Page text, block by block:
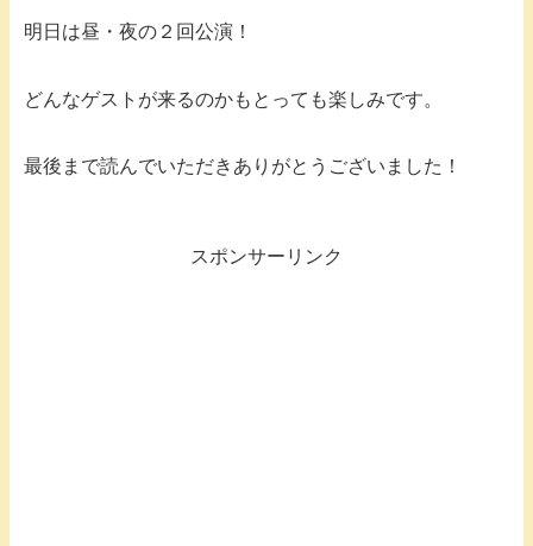
明日は昼・夜の２回公演！
どんなゲストが来るのかもとっても楽しみです。
最後まで読んでいただきありがとうございました！
スポンサーリンク